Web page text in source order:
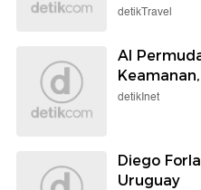
detikTravel
AI
detikInet
Diego
Uruguay